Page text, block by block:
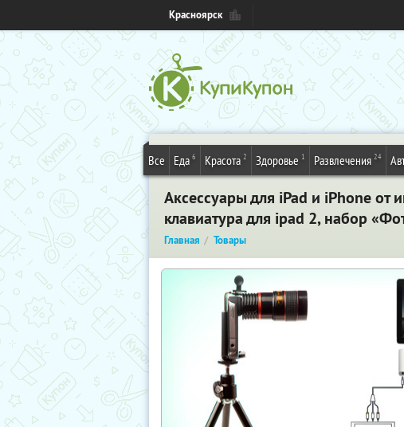
Красноярск
Все Еда 6 Красота 2 Здоровье 1 Развлечения 24
Аксессуары для iPad и iPhone от
клавиатура для ipad 2, набор
Главная Товары